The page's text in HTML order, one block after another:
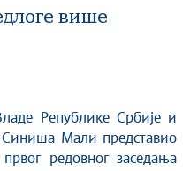
више
Републике Србије и
Мали представио
редовног заседања